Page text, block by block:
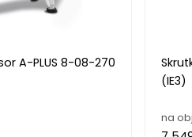
A-PLUS 8-08-270
(IE3)
na